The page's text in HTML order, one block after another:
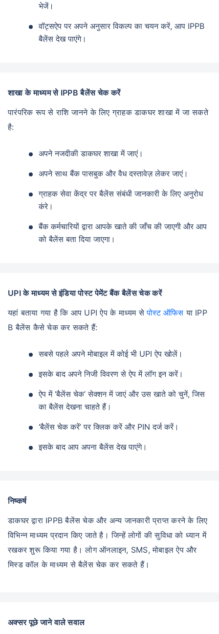
भेजें।
वॉट्सऐप पर अपने अनुसार विकल्प का चयन करें, आप IPPB
बैलेंस देख पाएंगे।
शाखा के माध्यम से IPPB बैलेंस चेक करें
पारंपरिक रूप से राशि जानने के लिए ग्राहक डाकघर शाखा में जा सकते
है:
अपने नजदीकी डाकघर शाखा में जाएं।
अपने साथ बैंक पासबुक और वैध दस्तावेज़ लेकर जाएं।
ग्राहक सेवा केंद्र पर बैलेंस संबंधी जानकारी के लिए अनुरोध
कंरे।
बैंक कर्मचारियों द्वारा आपके खाते की जाँच की जाएगी और आप
को बैलेंस बता दिया जाएगा।
UPI के माध्यम से इंडिया पोस्ट पेमेंट बैंक बैलेंस चेक करें
यहां बताया गया है कि आप UPI ऐप के माध्यम सेपोस्ट ऑफिस या IPP
B बैलेंस कैसे चेक कर सकते हैं:
सबसे पहले अपने मोबाइल में कोई भी UPI ऐप खोलें।
इसके बाद अपने निजी विवरण से ऐप में लॉग इन करें।
ऐप में ‘बैलेंस चेक’ सेक्शन में जाएं और उस खाते को चुनें, जिस
का बैलेंस देखना चाहते हैं।
‘बैलेंस चेक करें’ पर क्लिक करें और PIN दर्ज करें।
इसके बाद आप अपना बैलेंस देख पाएंगे।
निष्कर्ष
डाकघर द्वारा IPPB बैलेंस चेक और अन्य जानकारी प्राप्त करने के लिए
विभिन्न माध्यम प्रदान किए जाते है। जिन्हें लोगों की सुविधा को ध्यान में
रखकर शुरू किया गया है। लोग ऑनलाइन, SMS, मोबाइल ऐप और
मिस्ड कॉल के माध्यम से बैलेंस चेक कर सकते हैं।
अक्सर पूछे जाने वाले सवाल